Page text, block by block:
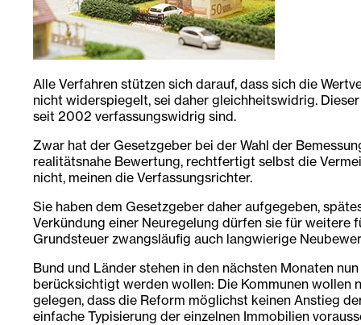
Alle Verfahren stützen sich darauf, dass sich die
nicht widerspiegelt, sei daher gleichheitswidrig.
seit 2002 verfassungswidrig sind.
Zwar hat der Gesetzgeber bei der Wahl der
realitätsnahe Bewertung, rechtfertigt selbst die
nicht, meinen die Verfassungsrichter.
Sie haben dem Gesetzgeber daher aufgegeben,
Verkündung einer Neuregelung dürfen sie für weitere
Grundsteuer zwangsläufig auch langwierige
Bund und Länder stehen in den nächsten Monaten
berücksichtigt werden wollen: Die Kommunen wollen
gelegen, dass die Reform möglichst keinen Anstieg
einfache Typisierung der einzelnen Immobilien